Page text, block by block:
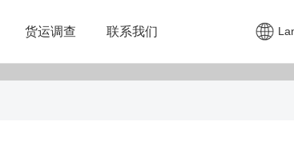
货运调查 联系我们